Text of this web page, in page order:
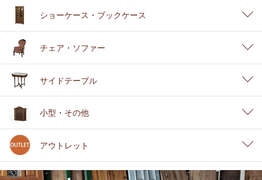
ショーケース・ブックケース
チェア・ソファー
サイドテーブル
小型・その他
アウトレット